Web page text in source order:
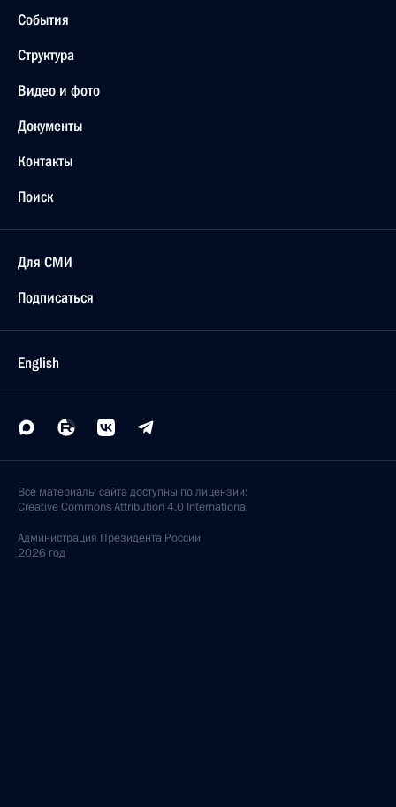
События
Структура
Видео и фото
Документы
Контакты
Поиск
Для СМИ
Подписаться
English
Все материалы сайта доступны по лицензии:
Creative Commons Attribution 4.0 International
Администрация Президента России
2026 год